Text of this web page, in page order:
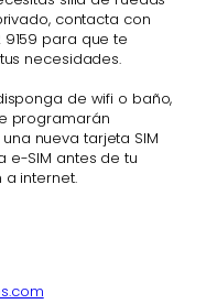
contacta con
9159 para que te
necesidades.
de wifi o baño,
programarán
nueva tarjeta SIM
e-SIM antes de tu
internet.